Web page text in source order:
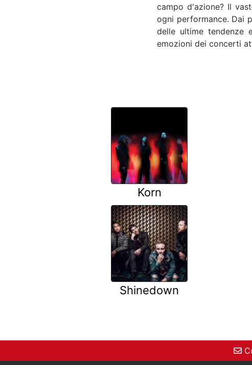
campo d'azione? Il
ogni performance. Dai
delle ultime tendenze
emozioni dei concerti
Korn
Shinedown